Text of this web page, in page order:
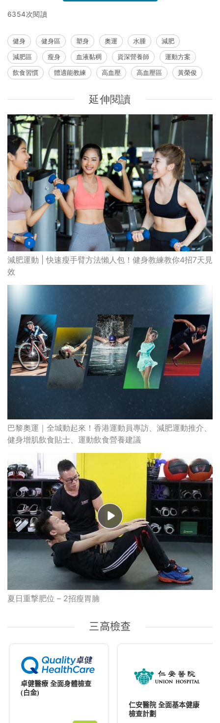
6354次閱讀
健身 健身區 塑身 奧運 水腫
減肥
減肥區
瘦身 血液黏稠 資深營養師
運動方案
飲食習慣
體適能教練 高血壓 高血壓區 黃榮俊
延伸閱讀
減肥運動 | 快速瘦手臂方法懶人包！健身教練教你4招7天見
效
巴黎奧運｜全城動起來！香港運動員專訪、減肥運動推介、
健身增肌飲食貼士、運動飲食營養建議
夏日重撃肥位 – 2招瘦胃腩